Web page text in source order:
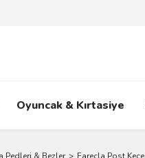
Oyuncak & Kırtasiye